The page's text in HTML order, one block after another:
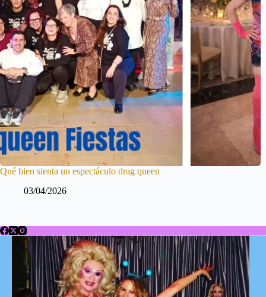
Qué bien sienta un espectáculo drag queen
03/04/2026